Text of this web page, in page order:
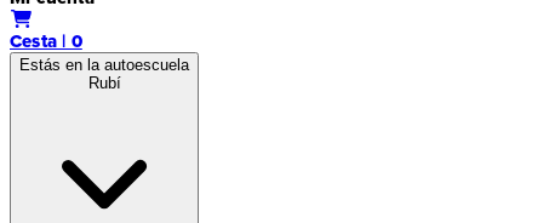
Cesta | 0
Estás en la autoescuela
Rubí